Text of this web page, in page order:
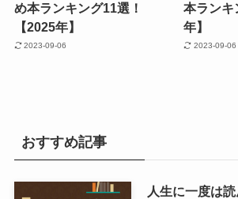
め本ランキング11選！
【2025年】
2023-09-06
本ランキ
年】
2023-09-06
おすすめ記事
人生に一度は